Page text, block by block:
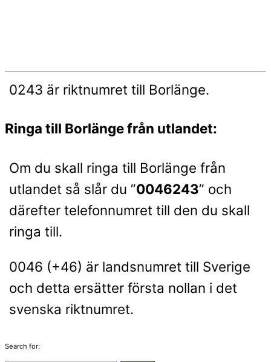
0243 är riktnumret till Borlänge.
Ringa till Borlänge från utlandet:
Om du skall ringa till Borlänge från
utlandet så slår du ”0046243” och
därefter telefonnumret till den du skall
ringa till.
0046 (+46) är landsnumret till Sverige
och detta ersätter första nollan i det
svenska riktnumret.
Search for: